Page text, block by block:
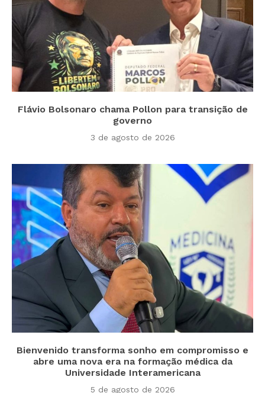
Flávio Bolsonaro chama Pollon para transição de
governo
3 de agosto de 2026
Bienvenido transforma sonho em compromisso e
abre uma nova era na formação médica da
Universidade Interamericana
5 de agosto de 2026